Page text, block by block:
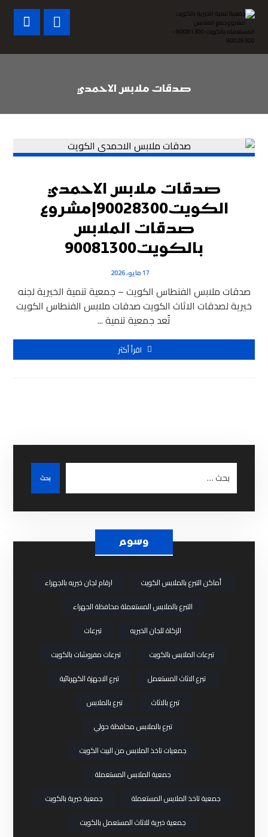
صدقات ملابس الاحمدي
صدقات ملابس الاحمدي
الكويت90028300|مشروع
صدقات الملابس
بالكويت90081300
17 مايو، 2026
صدقات ملابس الفنطاس الكويت – جمعية تنمية الخيرية لجنه
خيرية لصدقات الاثاث الكويت صدقات ملابس الفنطاس الكويت
تُعد جمعية تنمية ...
اقرأ أكثر
بحث
وسوم
أماكن التبرع بالملابس الكويت
ارقام لجان خيريه بالجهراء
التبرع بالملابس المستعملة محافظة الجهراء
الزكاة للجان الخيريه
تبرعات
تبرعات الملابس بالكويت
تبرعات مفروشات بالكويت
تبرع الاثاث المستعمل
تبرع الاجهزة الكهربائية
تبرع بالاثاث
تبرع بالملابس
تبرع بالملابس محافظة حولي
جمعيات تاخذ الملابس من البيت الكويت
جمعية الملابس المستعملة
جمعية تاخذ الملابس المستعملة
جمعية خيرية بالكويت
جمعية خيرية للاثاث المستعمل بالكويت